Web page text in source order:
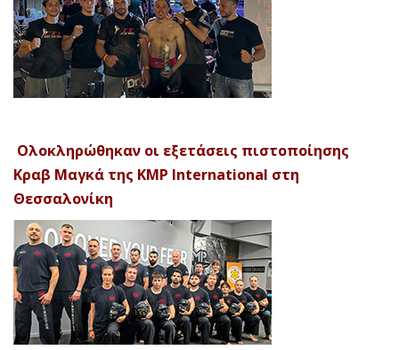
Ολοκληρώθηκαν οι εξετάσεις πιστοποίησης
Κραβ Μαγκά της KMP International στη
Θεσσαλονίκη